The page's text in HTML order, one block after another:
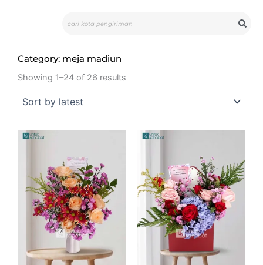
Category: meja madiun
Showing 1–24 of 26 results